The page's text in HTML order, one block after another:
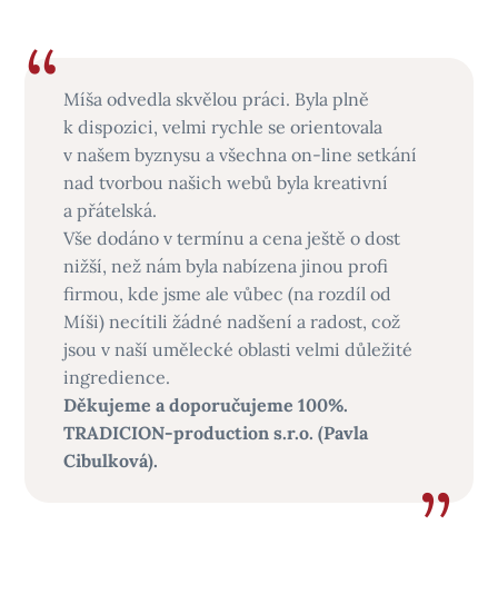
Míša odvedla skvělou práci. Byla plně
k dispozici, velmi rychle se orientovala
v našem byznysu a všechna on-line setkání
nad tvorbou našich webů byla kreativní
a přátelská.
Vše dodáno v termínu a cena ještě o dost
nižší, než nám byla nabízena jinou profi
firmou, kde jsme ale vůbec (na rozdíl od
Míši) necítili žádné nadšení a radost, což
jsou v naší umělecké oblasti velmi důležité
ingredience.
Děkujeme a doporučujeme 100%.
TRADICION-production s.r.o. (Pavla
Cibulková).